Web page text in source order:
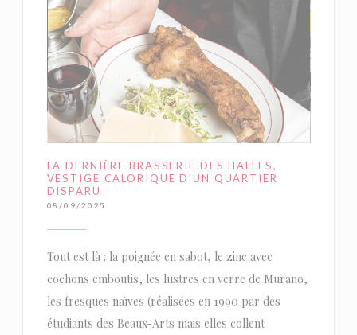
LA DERNIÈRE BRASSERIE DES HALLES,
VESTIGE CALORIQUE D'UN QUARTIER
DISPARU
08/09/2025
Tout est là : la poignée en sabot, le zinc avec
cochons emboutis, les lustres en verre de Murano,
les fresques naïves (réalisées en 1990 par des
étudiants des Beaux-Arts mais elles collent